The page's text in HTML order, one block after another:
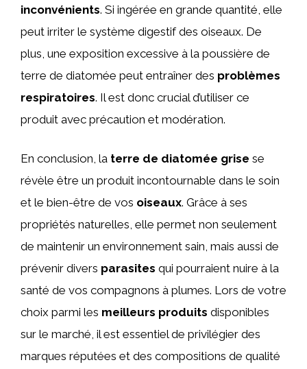
inconvénients. Si ingérée en grande quantité, elle
peut irriter le système digestif des oiseaux. De
plus, une exposition excessive à la poussière de
terre de diatomée peut entraîner des problèmes
respiratoires. Il est donc crucial d’utiliser ce
produit avec précaution et modération.
En conclusion, la terre de diatomée grise se
révèle être un produit incontournable dans le soin
et le bien-être de vos oiseaux. Grâce à ses
propriétés naturelles, elle permet non seulement
de maintenir un environnement sain, mais aussi de
prévenir divers parasites qui pourraient nuire à la
santé de vos compagnons à plumes. Lors de votre
choix parmi les meilleurs produits disponibles
sur le marché, il est essentiel de privilégier des
marques réputées et des compositions de qualité